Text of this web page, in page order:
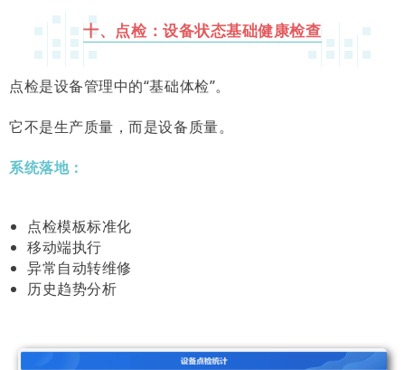
十、点检：设备状态基础健康检查
点检是设备管理中的“基础体检”。
它不是生产质量，而是设备质量。
系统落地：
点检模板标准化
移动端执行
异常自动转维修
历史趋势分析